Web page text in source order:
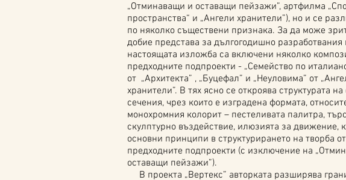
„Отминаващи и оставащи пейзажи”, артфилма
пространства“ и „Ангели хранители”), но и се
по няколко съществени признака. За да може
добие представа за дългогодишно разработвания
настоящата изложба са включени няколко
предходните подпроекти - „Семейство по
от „Архитекта” , „Буцефал” и „Неуловима” от
хранители”. В тях ясно се откроява структурата
сечения, чрез които е изградена формата,
монохромния колорит – пестеливата палитра,
скулптурно въздействие, илюзията за движение,
основни принципи в структурирането на творба от
предходните подпроекти (с изключение на
оставащи пейзажи”).
В проекта „Вертекс” авторката разширява